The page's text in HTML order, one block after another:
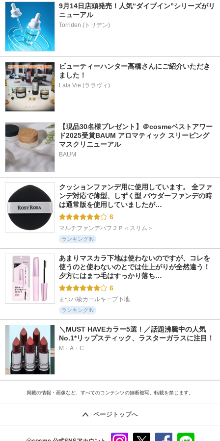
9月14日店頭発売！人気“ダイブイン”シリーズがリ
ニューアル
ビューティーハンター高橋さんにご紹介いただき
ました！
Lala Vie (ララヴィ)
【現品30名様プレゼント】＠cosmeベストアワー
ド2025受賞BAUM アロマティック スリーピング
マスクリニューアル
BAUM
クッションファンデ用に使用しています。 全ファ
ンデ対応で薄型、しずく型 パウダーファンデの時
は通常版を使用していましたが…
6
マルチファンデパフ２Ｐ＜スリム＞
ランキングIN
あまりマスカラ下地は使わないのですが、コレを
使うのと使わないのとでは仕上がりが全然違う！
夕方にはまつ毛はすっかり落ち…
6
まつパ級カールキープ下地
ランキングIN
＼MUST HAVEカラー5選！／話題沸騰中の人気
No.1*リップスティック、ラスターガラスに注目！
M・A・C
掲載の情報・画像など、すべてのコンテンツの無断複写、転載を禁じます。
ページトップへ